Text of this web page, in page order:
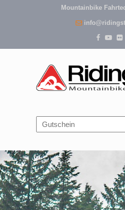
Mountainbike
Navigation